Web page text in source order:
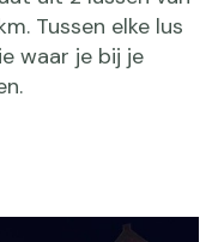
Tussen elke lus
waar je bij je